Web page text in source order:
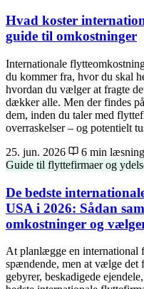
Hvad koster
guide til omkostninger
Internationale
du kommer fra, hvor du skal
hvordan du vælger at fragte
dækker alle. Men der findes
dem, inden du taler med
overraskelser – og potentielt
25. jun. 2026
6 min læsning
Guide til flyttefirmaer og
De bedste
USA i 2026: Sådan
omkostninger og
At planlægge en
spændende, men at vælge
gebyrer, beskadigede